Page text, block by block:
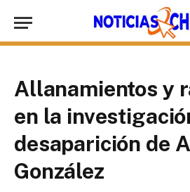
Allanamientos y
en la
desaparición de
González